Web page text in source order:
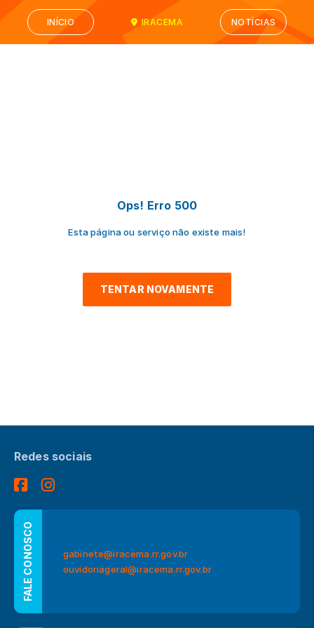
INÍCIO IRACEMA NOTÍCIAS
Ops! Erro 500
Esta página ou serviço não existe mais!
TENTAR NOVAMENTE
Redes sociais
FALE CONOSCO
gabinete@iracema.rr.gov.br
ouvidoriageral@iracema.rr.gov.br